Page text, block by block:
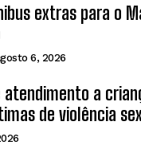
extras para o
6, 2026
atendimento a
de violência